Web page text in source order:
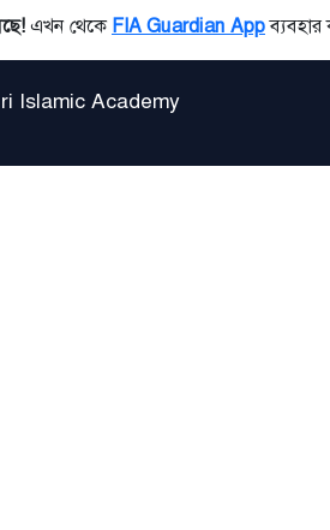
এখন থেকেFIA Guardian App
Islamic Academy